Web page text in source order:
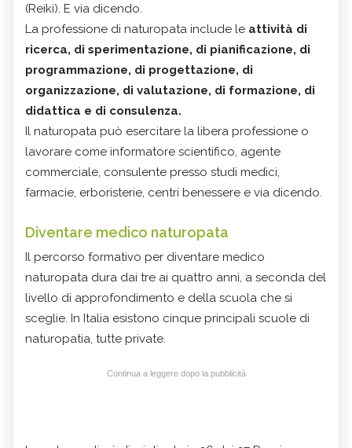
(Reiki). E via dicendo.
La professione di naturopata include le attività di
ricerca, di sperimentazione, di pianificazione, di
programmazione, di progettazione, di
organizzazione, di valutazione, di formazione, di
didattica e di consulenza.
Il naturopata può esercitare la libera professione o
lavorare come informatore scientifico, agente
commerciale, consulente presso studi medici,
farmacie, erboristerie, centri benessere e via dicendo.
Diventare medico naturopata
Il percorso formativo per diventare medico
naturopata dura dai tre ai quattro anni, a seconda del
livello di approfondimento e della scuola che si
sceglie. In Italia esistono cinque principali scuole di
naturopatia, tutte private.
Continua a leggere dopo la pubblicità